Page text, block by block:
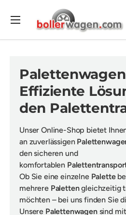
Direkt zum Inhalt
Suchen
Menü
Effiziente
den
Unser Online-Shop bietet
an zuverlässigen
den sicheren und
komfortablen
Ob Sie eine einzelne Palette
mehrere Palettengleichzeitig
möchten – bei uns finden Sie
Unsere Palettenwagensind mit